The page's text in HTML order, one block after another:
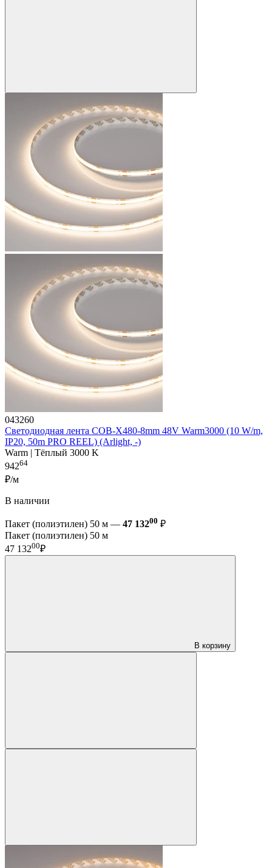
043260
Светодиодная лента COB-X480-8mm 48V Warm3000 (10 W/m,
IP20, 50m PRO REEL) (Arlight, -)
Warm | Тёплый 3000 K
94264
₽/м
В наличии
Пакет (полиэтилен) 50 м — 47 13200 ₽
Пакет (полиэтилен) 50 м
47 13200₽
В корзину